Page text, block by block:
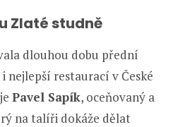
Zlaté studně
dlouhou dobu přední
nejlepší restaurací v České
Pavel Sapík, oceňovaný a
na talíři dokáže dělat